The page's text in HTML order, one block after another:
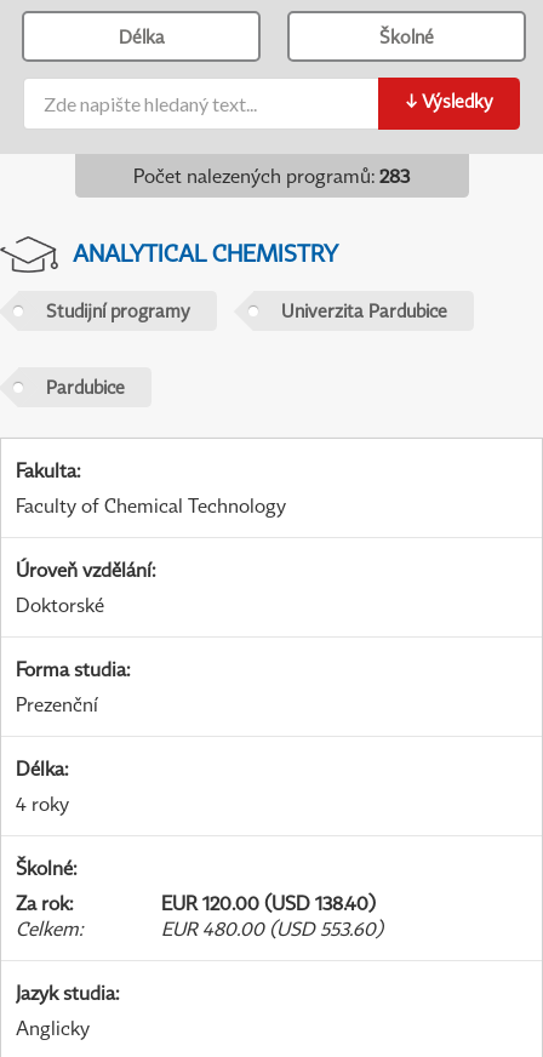
Délka Školné
↓ Výsledky
Počet nalezených programů: 283
ANALYTICAL CHEMISTRY
Studijní programy Univerzita Pardubice
Pardubice
Fakulta:
Faculty of Chemical Technology
Úroveň vzdělání:
Doktorské
Forma studia:
Prezenční
Délka:
4 roky
Školné:
Za rok:
EUR 120.00 (USD 138.40)
Celkem: EUR 480.00 (USD 553.60)
Jazyk studia:
Anglicky